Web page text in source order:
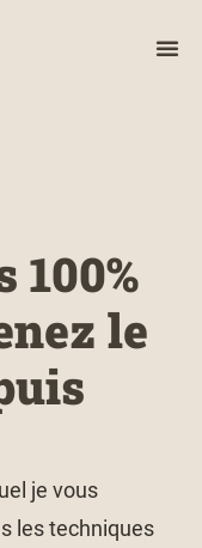
le
je vous
les techniques